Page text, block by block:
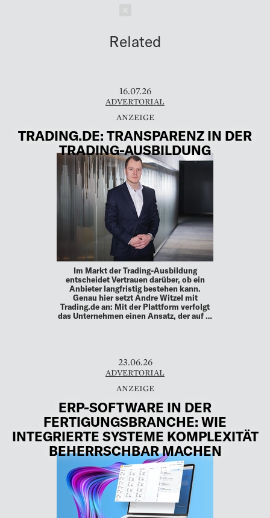
Related
16.07.26
ADVERTORIAL
TRADING.DE: TRANSPARENZ IN DER
TRADING-AUSBILDUNG
Im Markt der Trading-Ausbildung
entscheidet Vertrauen darüber, ob ein
Anbieter langfristig bestehen kann.
Genau hier setzt Andre Witzel mit
Trading.de an: Mit der Plattform verfolgt
das Unternehmen einen Ansatz, der auf …
23.06.26
ADVERTORIAL
ERP-SOFTWARE IN DER
FERTIGUNGSBRANCHE: WIE
INTEGRIERTE SYSTEME KOMPLEXITÄT
BEHERRSCHBAR MACHEN